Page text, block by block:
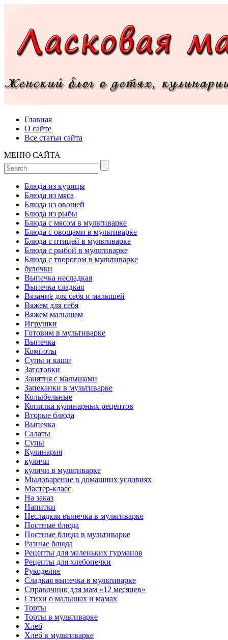
Главная
О сайте
Все статьи сайта
МЕНЮ САЙТА
Блюда из курицы
Блюда из мяса
Блюда из овощей
Блюда из рыбы
Блюда с мясом в мультиварке
Блюда с овощами в мультиварке
Блюда с птицей в мультиварке
Блюда с рыбой в мультиварке
Блюда с творогом в мультиварке
булочки
Выпечка несладкая
Выпечка сладкая
Вязание для себя и малышей
Вяжем для себя
Вяжем малышам
Игрушки
Готовим в мультиварке
Выпечка
Компоты
Супы и каши
Заготовки
Занятия с малышами
Запеканки в мультиварке
Колыбельные
Копилка кулинарных рецептов
Вторые блюда
Выпечка
Салаты
Супы
Кулинария
куличи
куличи в мультиварке
Мыловарение в домашних условиях
Мастер-класс
На заказ
Напитки
Несладкая выпечка в мультиварке
Постные блюда
Постные блюда в мультиварке
Разные блюда
Рецепты для маленьких гурманов
Рецепты для хлебопечки
Рукоделие
Сладкая выпечка в мультиварке
Справочник для мам «12 месяцев»
Стихи о малышах и мамах
Торты
Торты в мультиварке
Хлеб
Хлеб в мультиварке